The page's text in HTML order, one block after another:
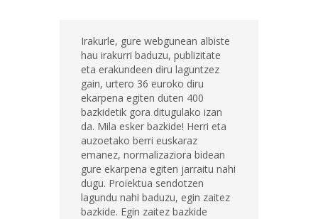
Irakurle, gure webgunean albiste
hau irakurri baduzu, publizitate
eta erakundeen diru laguntzez
gain, urtero 36 euroko diru
ekarpena egiten duten 400
bazkidetik gora ditugulako izan
da. Mila esker bazkide! Herri eta
auzoetako berri euskaraz
emanez, normalizaziora bidean
gure ekarpena egiten jarraitu nahi
dugu. Proiektua sendotzen
lagundu nahi baduzu, egin zaitez
bazkide. Egin zaitez bazkide